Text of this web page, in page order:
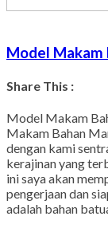
Model Makam
Share This :
Model Makam
Makam Bahan
dengan kami
kerajinan yang
ini saya akan
pengerjaan dan
adalah bahan